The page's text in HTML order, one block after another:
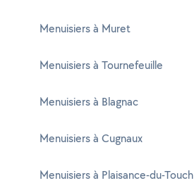
Menuisiers à Muret
Menuisiers à Tournefeuille
Menuisiers à Blagnac
Menuisiers à Cugnaux
Menuisiers à Plaisance-du-Touch